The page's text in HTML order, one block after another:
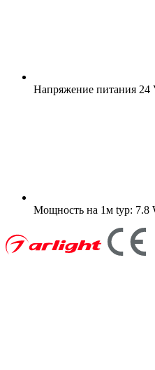
Напряжение питания 24
Мощность на 1м typ: 7.8